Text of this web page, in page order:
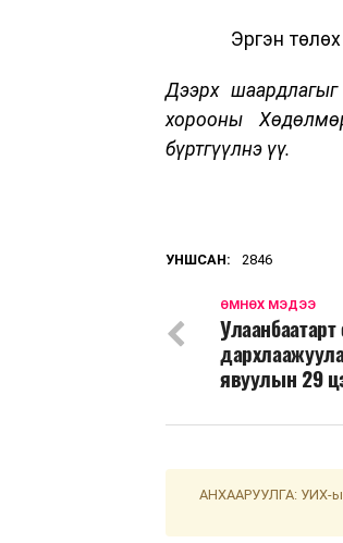
Эргэн төлөх
Дээрх
хорооны
бүртгүүлнэ үү.
УНШСАН: 2846
ӨМНӨХ МЭДЭЭ
явуулын 29
АНХААРУУЛГА: УИХ-ын